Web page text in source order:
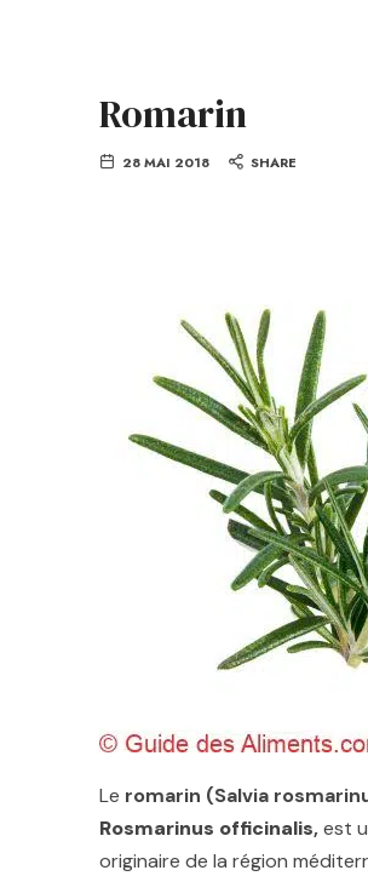
Romarin
28 MAI 2018 SHARE
Le romarin (Salvia
Rosmarinus officinalis,est
originaire de la région